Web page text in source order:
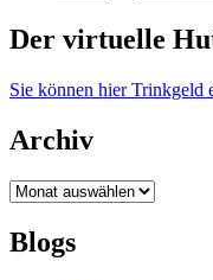
Der virtuelle
Sie können hier Trinkgeld
Archiv
Archiv
Blogs